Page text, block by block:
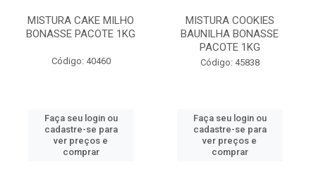
MISTURA CAKE MILHO
BONASSE PACOTE 1KG
Código: 40460
Faça seu login ou
cadastre-se para
ver preços e
comprar
MISTURA COOKIES
BAUNILHA BONASSE
PACOTE 1KG
Código: 45838
Faça seu login ou
cadastre-se para
ver preços e
comprar